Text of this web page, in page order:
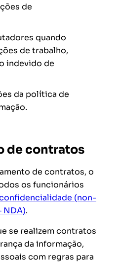
de
quando
de trabalho,
indevido de
da política de
de contratos
de contratos, o
os funcionários
(non-
NDA).
se realizem contratos
da informação,
com regras para